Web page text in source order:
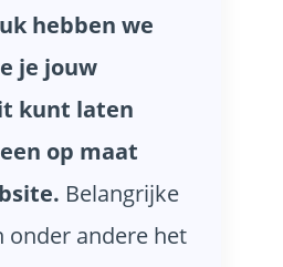
hebben we
je jouw
kunt laten
op maat
Belangrijke
onder andere het